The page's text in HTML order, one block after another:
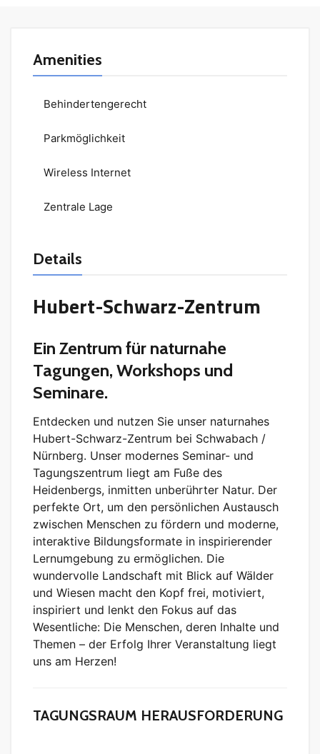
Amenities
Behindertengerecht
Parkmöglichkeit
Wireless Internet
Zentrale Lage
Details
Hubert-Schwarz-Zentrum
Ein Zentrum für naturnahe
Tagungen, Workshops und
Seminare.
Entdecken und nutzen Sie unser naturnahes
Hubert-Schwarz-Zentrum bei Schwabach /
Nürnberg. Unser modernes Seminar- und
Tagungszentrum liegt am Fuße des
Heidenbergs, inmitten unberührter Natur. Der
perfekte Ort, um den persönlichen Austausch
zwischen Menschen zu fördern und moderne,
interaktive Bildungsformate in inspirierender
Lernumgebung zu ermöglichen. Die
wundervolle Landschaft mit Blick auf Wälder
und Wiesen macht den Kopf frei, motiviert,
inspiriert und lenkt den Fokus auf das
Wesentliche: Die Menschen, deren Inhalte und
Themen – der Erfolg Ihrer Veranstaltung liegt
uns am Herzen!
TAGUNGSRAUM HERAUSFORDERUNG